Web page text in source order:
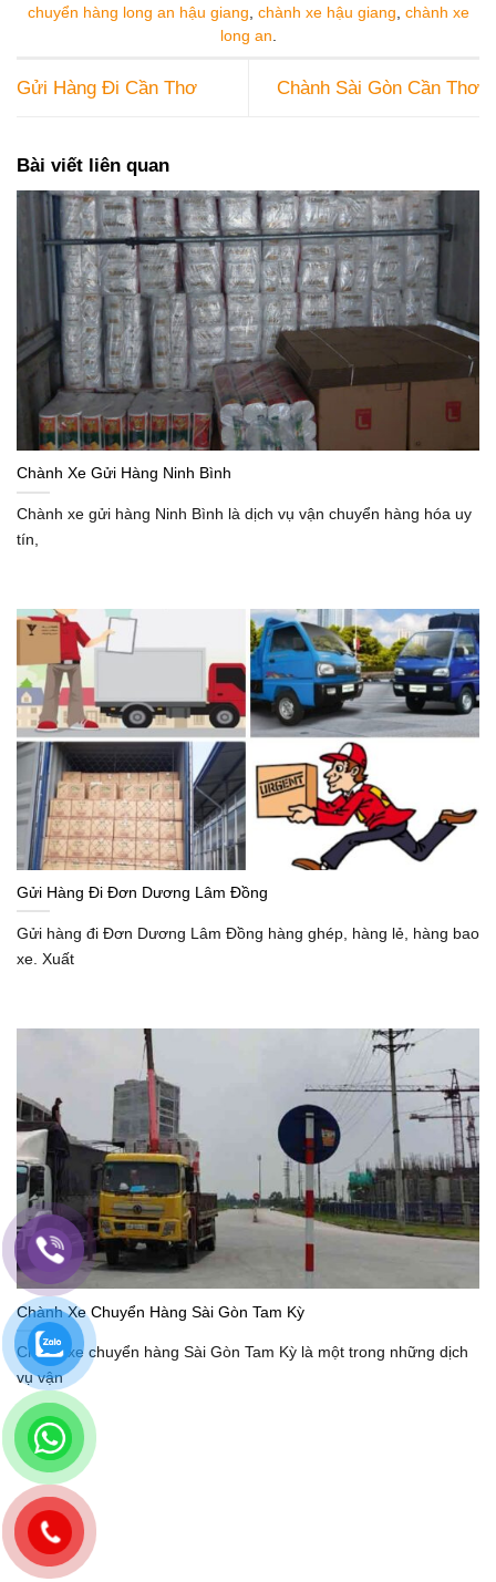
chuyển hàng long an hậu giang, chành xe hậu giang, chành xe
long an.
Gửi Hàng Đi Cần Thơ Chành Sài Gòn Cần Thơ
Bài viết liên quan
Chành Xe Gửi Hàng Ninh Bình
Chành xe gửi hàng Ninh Bình là dịch vụ vận chuyển hàng hóa uy
tín,
Gửi Hàng Đi Đơn Dương Lâm Đồng
Gửi hàng đi Đơn Dương Lâm Đồng hàng ghép, hàng lẻ, hàng bao
xe. Xuất
Chành Xe Chuyển Hàng Sài Gòn Tam Kỳ
Chành xe chuyển hàng Sài Gòn Tam Kỳ là một trong những dịch
vụ vận